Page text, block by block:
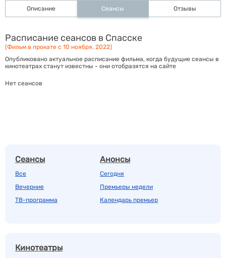
Описание Сеансы Отзывы
Расписание сеансов в Спасске
(Фильм в прокате с 10 ноября, 2022)
Опубликовано актуальное расписание фильма, когда будущие сеансы в
кинотеатрах станут известны - они отобразятся на сайте
Нет сеансов
Сеансы
Все
Вечерние
ТВ-программа
Анонсы
Сегодня
Премьеры недели
Календарь премьер
Кинотеатры